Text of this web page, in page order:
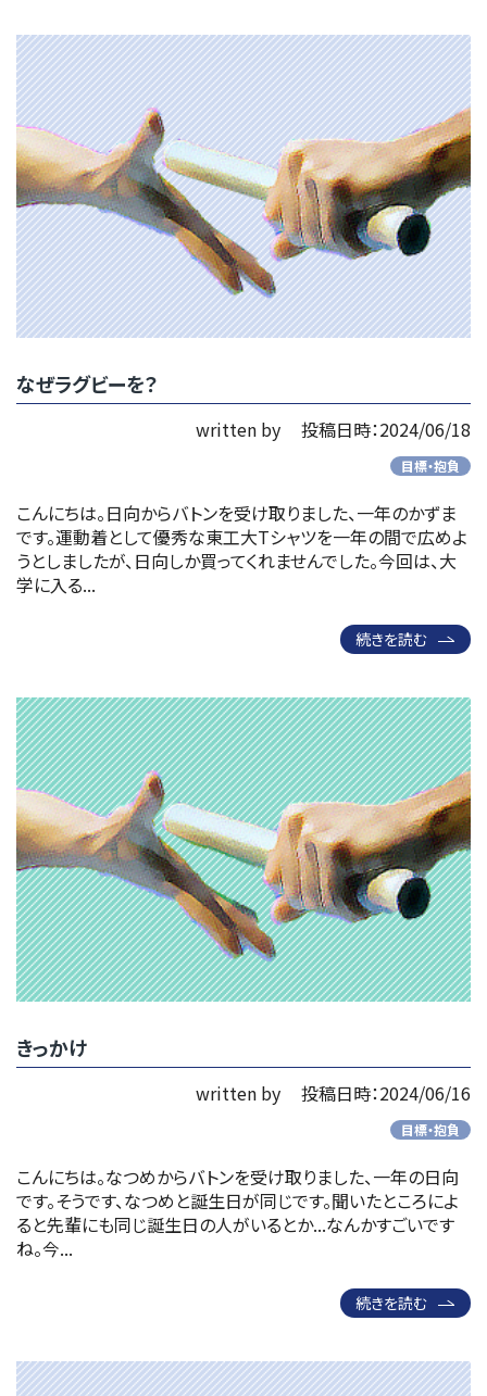
なぜラグビーを？
written by 投稿日時：2024/06/18
目標・抱負
こんにちは。日向からバトンを受け取りました、一年のかずま
です。運動着として優秀な東工大Tシャツを一年の間で広めよ
うとしましたが、日向しか買ってくれませんでした。今回は、大
学に入る...
続きを読む
きっかけ
written by 投稿日時：2024/06/16
目標・抱負
こんにちは。なつめからバトンを受け取りました、一年の日向
です。そうです、なつめと誕生日が同じです。聞いたところによ
ると先輩にも同じ誕生日の人がいるとか...なんかすごいです
ね。今...
続きを読む